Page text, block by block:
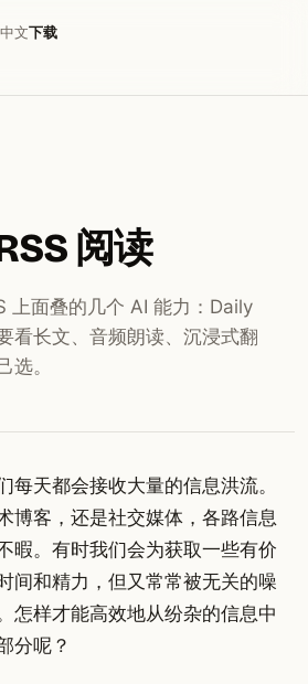
文下载
阅读
上面叠的几个 AI 能力：Daily
看长文、音频朗读、沉浸式翻
选。
每天都会接收大量的信息洪流。
博客，还是社交媒体，各路信息
暇。有时我们会为获取一些有价
间和精力，但又常常被无关的噪
怎样才能高效地从纷杂的信息中
分呢？